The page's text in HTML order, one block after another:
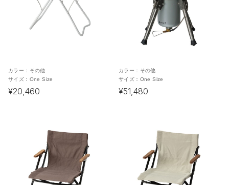
カラー： その他
サイズ： One Size
¥20,460
カラー： その他
サイズ： One Size
¥51,480